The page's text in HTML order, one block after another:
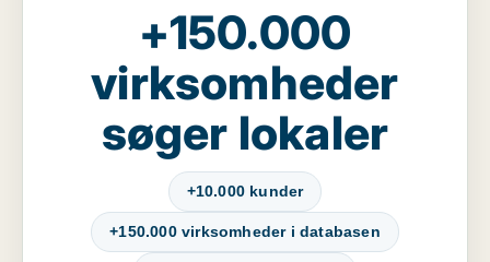
+150.000
virksomheder
søger lokaler
+10.000 kunder
+150.000 virksomheder i databasen